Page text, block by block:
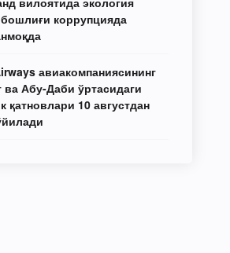
коррупцияда
авиакомпаниясининг
ва Абу-Даби ўртасидаги
қатновлари 10 августдан